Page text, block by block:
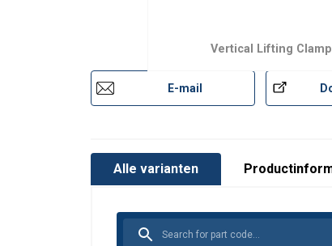
Vertical Lifting
E-mail
Alle varianten
Crosby-IPU10-User-Manual-ML-3.pdf